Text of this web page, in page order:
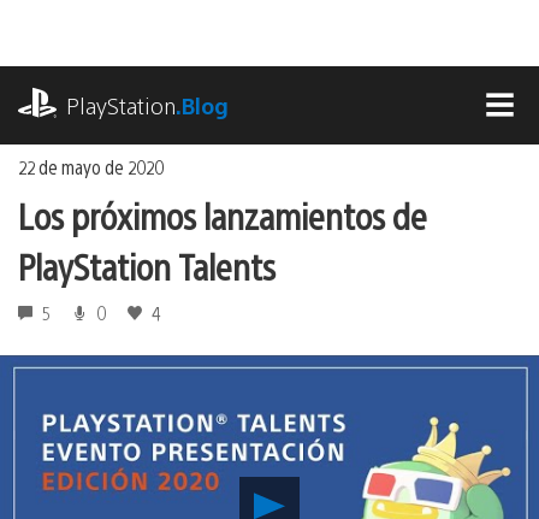
contenido
PlayStation.Blog
22 de mayo de 2020
Los próximos lanzamientos de
PlayStation Talents
5 0 4
Reproducir